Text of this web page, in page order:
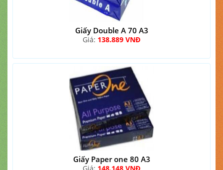
Giấy Double A 70 A3
Giá: 138.889 VNĐ
Giấy Paper one 80 A3